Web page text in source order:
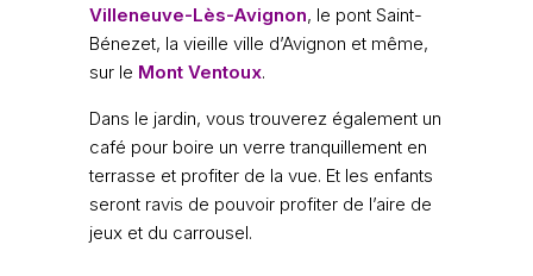
Villeneuve-Lès-Avignon, le pont Saint-
Bénezet, la vieille ville d’Avignon et même,
sur le Mont Ventoux.
Dans le jardin, vous trouverez également un
café pour boire un verre tranquillement en
terrasse et profiter de la vue. Et les enfants
seront ravis de pouvoir profiter de l’aire de
jeux et du carrousel.